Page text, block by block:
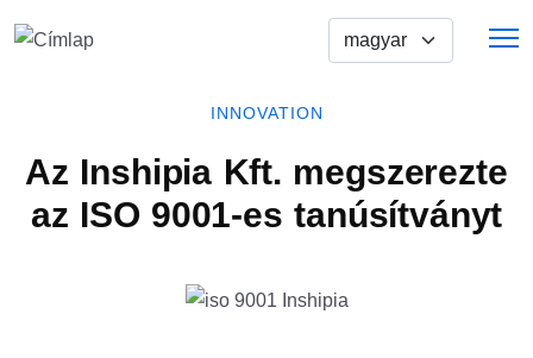
Ugrás a tartalomra
Select Your Language
INNOVATION
Az Inshipia Kft. megszerezte
az ISO 9001-es tanúsítványt